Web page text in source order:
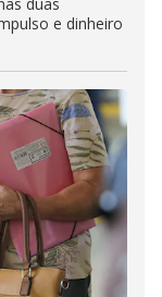
e dinheiro